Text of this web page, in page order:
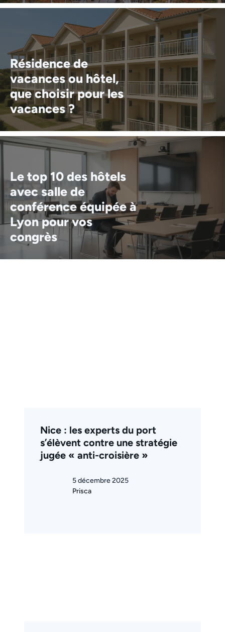
Résidence de
vacances ou hôtel,
que choisir pour les
vacances ?
Le top 10 des hôtels
avec salle de
conférence équipée à
Lyon pour vos
congrès
Nice : les experts du port
s’élèvent contre une stratégie
jugée « anti-croisière »
5 décembre 2025
Prisca